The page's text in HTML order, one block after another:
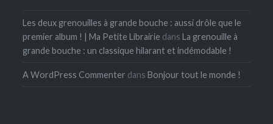
Les deux grenouilles à grande bouche : aussi drôle que le
premier album ! | Ma Petite Librairie dansLa grenouille à
grande bouche : un classique hilarant et indémodable !
A WordPress Commenter dansBonjour tout le monde !